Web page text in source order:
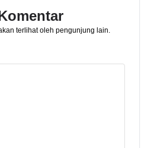
terlihat oleh pengunjung lain.